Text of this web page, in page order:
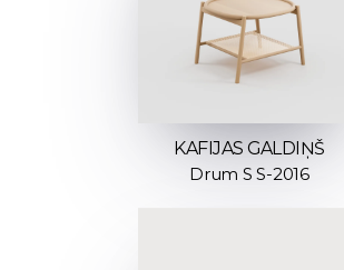
KAFIJAS GALDIŅŠ
Drum S S-2016